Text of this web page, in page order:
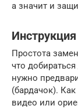
а значит и
Простота
что
нужно
(бардачок).
видео или